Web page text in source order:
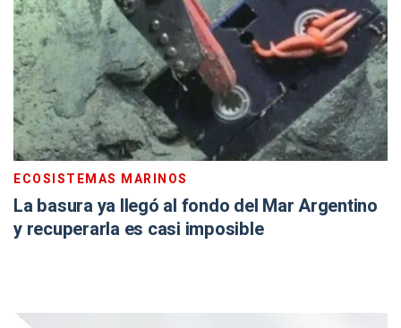
ECOSISTEMAS MARINOS
La basura ya llegó al fondo del Mar Argentino
y recuperarla es casi imposible